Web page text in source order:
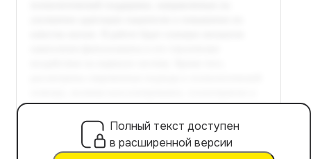
Полный текст доступен
в расширенной версии